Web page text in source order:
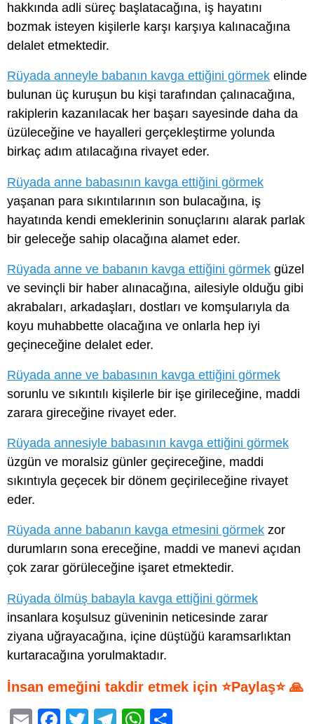
hakkında adli süreç başlatacağına, iş hayatını
bozmak isteyen kişilerle karşı karşıya kalınacağına
delalet etmektedir.
Rüyada anneyle babanın kavga ettiğini görmek elinde
bulunan üç kuruşun bu kişi tarafından çalınacağına,
rakiplerin kazanılacak her başarı sayesinde daha da
üzüleceğine ve hayalleri gerçekleştirme yolunda
birkaç adım atılacağına rivayet eder.
Rüyada anne babasının kavga ettiğini görmek
yaşanan para sıkıntılarının son bulacağına, iş
hayatında kendi emeklerinin sonuçlarını alarak parlak
bir geleceğe sahip olacağına alamet eder.
Rüyada anne ve babanın kavga ettiğini görmek güzel
ve sevinçli bir haber alınacağına, ailesiyle olduğu gibi
akrabaları, arkadaşları, dostları ve komşularıyla da
koyu muhabbette olacağına ve onlarla hep iyi
geçineceğine delalet eder.
Rüyada anne ve babasının kavga ettiğini görmek
sorunlu ve sıkıntılı kişilerle bir işe girileceğine, maddi
zarara gireceğine rivayet eder.
Rüyada annesiyle babasının kavga ettiğini görmek
üzgün ve moralsiz günler geçireceğine, maddi
sıkıntıyla geçecek bir dönem geçirileceğine rivayet
eder.
Rüyada anne babanın kavga etmesini görmek zor
durumların sona ereceğine, maddi ve manevi açıdan
çok zarar görüleceğine işaret etmektedir.
Rüyada ölmüş babayla kavga ettiğini görmek
insanlara koşulsuz güveninin neticesinde zarar
ziyana uğrayacağına, içine düştüğü karamsarlıktan
kurtaracağına yorulmaktadır.
İnsan emeğini takdir etmek için ⭐Paylaş⭐ 🙏